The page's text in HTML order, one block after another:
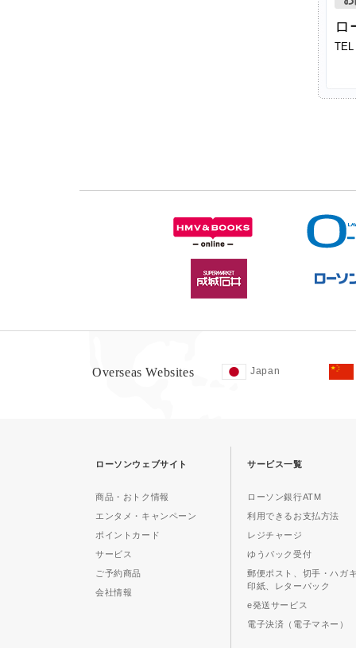
ロ
Overseas Websites Japan
ローソンウェブサイト
商品・おトク情報
エンタメ・キャンペーン
ポイントカード
サービス
ご予約商品
会社情報
サービス一覧
ローソン銀行ATM
利用できるお支払方法
レジチャージ
ゆうパック受付
郵便ポスト、切手・ハガ
印紙、レターパック
e発送サービス
電子決済（電子マネー）